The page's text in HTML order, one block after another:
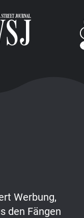
Werbung,
den Fängen